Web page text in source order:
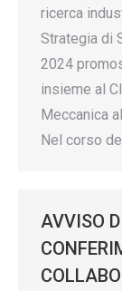
ricerca
Strategia di
2024
insieme al
Meccanica
Nel corso
AVVISO